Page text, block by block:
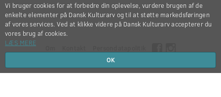
Copyright © 2012-2026
Vi bruger cookies for at forbedre din oplevelse, vurdere brugen af de
enkelte elementer på Dansk Kulturarv og til at støtte markedsføringen
af vores services. Ved at klikke videre på Dansk Kulturarv accepterer du
vores brug af cookies.
LÆS MERE
OK